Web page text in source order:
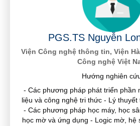
PGS.TS Nguyễn
Viện Công nghệ thông tin, Viện
Công nghệ Việt
Hướng nghiên
- Các phương pháp phát triển phần
liệu và công nghệ tri thức - Lý
- Các phương pháp học máy, học
học mờ và ứng dụng - Logic mờ, hệ